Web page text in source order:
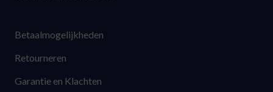
Betaalmogelijkheden
Retourneren
Garantie en Klachten